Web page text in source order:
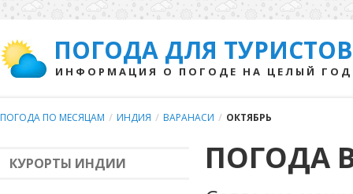
ПОГОДА ДЛЯ ТУРИСТОВ
ИНФОРМАЦИЯ О ПОГОДЕ НА ЦЕЛЫЙ ГОД
ПОГОДА ПО МЕСЯЦАМ / ИНДИЯ / ВАРАНАСИ / ОКТЯБРЬ
КУРОРТЫ ИНДИИ ПОГОДА